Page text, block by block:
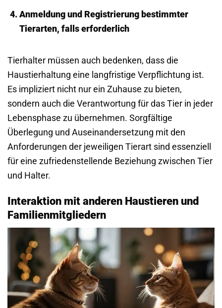
Anmeldung und Registrierung bestimmter
Tierarten, falls erforderlich
Tierhalter müssen auch bedenken, dass die
Haustierhaltung eine langfristige Verpflichtung ist.
Es impliziert nicht nur ein Zuhause zu bieten,
sondern auch die Verantwortung für das Tier in jeder
Lebensphase zu übernehmen. Sorgfältige
Überlegung und Auseinandersetzung mit den
Anforderungen der jeweiligen Tierart sind essenziell
für eine zufriedenstellende Beziehung zwischen Tier
und Halter.
Interaktion mit anderen Haustieren und
Familienmitgliedern